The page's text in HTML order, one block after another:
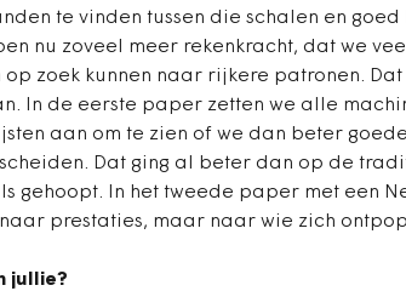
te vinden tussen die schalen en
nu zoveel meer rekenkracht, dat we
op zoek kunnen naar rijkere patronen.
In de eerste paper zetten we alle
aan om te zien of we dan beter
Dat ging al beter dan op de
gehoopt. In het tweede paper met een
prestaties, maar naar wie zich
jullie?